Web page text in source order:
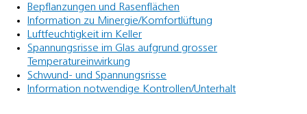
Bepflanzungen und Rasenflächen
Information zu Minergie/Komfortlüftung
Luftfeuchtigkeit im Keller
Spannungsrisse im Glas aufgrund grosser
Temperatureinwirkung
Schwund- und Spannungsrisse
Information notwendige Kontrollen/Unterhalt